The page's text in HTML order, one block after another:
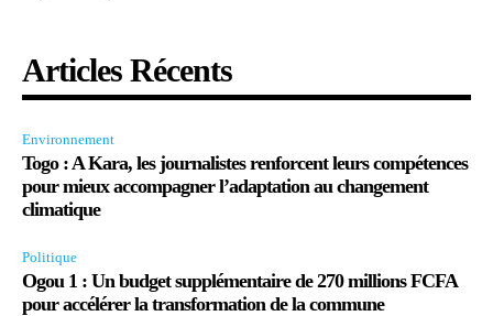
Articles Récents
Environnement
Togo : A Kara, les journalistes renforcent leurs compétences
pour mieux accompagner l’adaptation au changement
climatique
Politique
Ogou 1 : Un budget supplémentaire de 270 millions FCFA
pour accélérer la transformation de la commune